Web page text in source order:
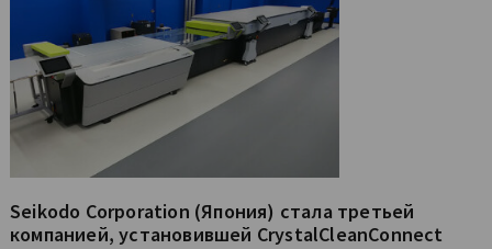
Seikodo Corporation (Япония) стала третьей
компанией, установившей CrystalCleanConnect